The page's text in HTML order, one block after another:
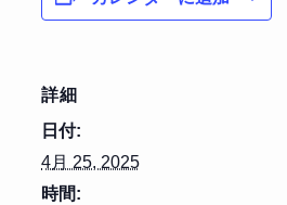
詳細
日付:
4月 25, 2025
時間: